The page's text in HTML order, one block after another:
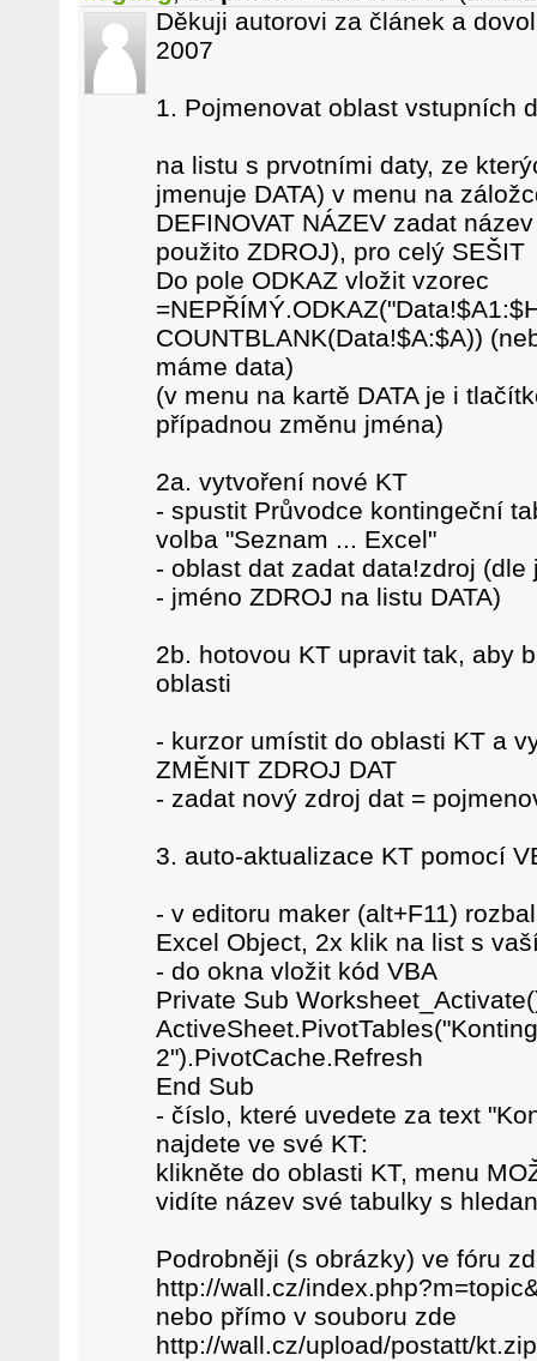
Děkuji autorovi za článek a
2007
1. Pojmenovat oblast vstupních
na listu s prvotními daty, ze
jmenuje DATA) v menu na
DEFINOVAT NÁZEV zadat
použito ZDROJ), pro celý SEŠIT
Do pole ODKAZ vložit vzorec
COUNTBLANK(Data!$A:$A))
máme data)
(v menu na kartě DATA je i
případnou změnu jména)
2a. vytvoření nové KT
- spustit Průvodce kontingeční
volba "Seznam ... Excel"
- oblast dat zadat data!zdroj
- jméno ZDROJ na listu DATA)
2b. hotovou KT upravit tak, aby
oblasti
- kurzor umístit do oblasti KT a
ZMĚNIT ZDROJ DAT
- zadat nový zdroj dat =
3. auto-aktualizace KT pomocí
- v editoru maker (alt+F11)
Excel Object, 2x klik na list s
- do okna vložit kód VBA
Private Sub
2").PivotCache.Refresh
End Sub
- číslo, které uvedete za text
najdete ve své KT:
klikněte do oblasti KT, menu
vidíte název své tabulky s
Podrobněji (s obrázky) ve fóru
http://wall.cz/
nebo přímo v souboru zde
http://wall.cz/upload/postatt/kt.zip